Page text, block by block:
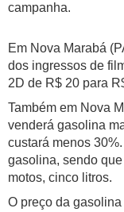
campanha.
Em Nova Marabá
dos ingressos de
2D de R$ 20 para
Também em Nova
venderá gasolina
custará menos
gasolina, sendo
motos, cinco litros.
O preço da